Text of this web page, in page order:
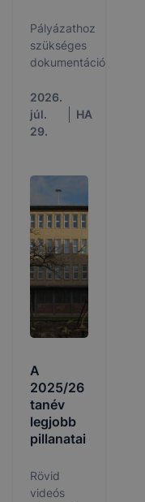
Pályázathoz
szükséges
dokumentáció
2026.
júl.
29.
HA
A
2025/26
tanév
legjobb
pillanatai
Rövid
videós